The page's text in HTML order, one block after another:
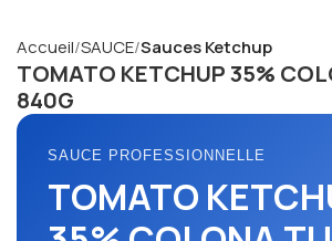
Accueil SAUCE Sauces Ketchup
TOMATO KETCHUP 35%
840G
SAUCE PROFESSIONNELLE
TOMATO